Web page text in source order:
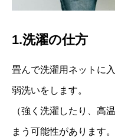
1.洗濯の仕方
畳んで洗濯用ネットに
弱洗いをします。
（強く洗濯したり、高
まう可能性があります。